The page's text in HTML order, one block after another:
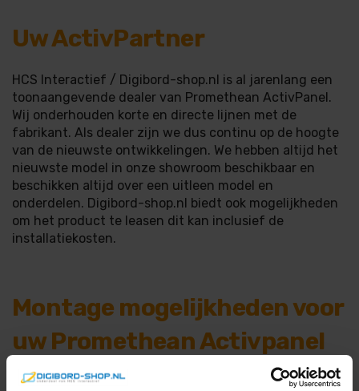
Uw ActivPartner
HCS Interactief / Digibord-shop.nl is al jarenlang een
toonaangevende dealer van Promethean ActivPanel.
Wij onderhouden korte en directe lijnen met de
fabrikant. Als dealer zijn we dus continu op de hoogte
van de nieuwste ontwikkelingen. We hebben altijd het
nieuwste model in onze showroom beschikbaar en
beschikken altijd over een uitleen model en
onderdelen. Digibord-shop.nl biedt ook mogelijkheden
om het product te leasen dit kan inclusief de
installatiekosten.
Montage mogelijkheden voor
uw Promethean Activpanel
Touchscreen